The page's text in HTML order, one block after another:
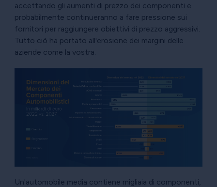
accettando gli aumenti di prezzo dei componenti e
probabilmente continueranno a fare pressione sui
fornitori per raggiungere obiettivi di prezzo aggressivi.
Tutto ciò ha portato all'erosione dei margini delle
aziende come la vostra.
Un'automobile media contiene migliaia di componenti,